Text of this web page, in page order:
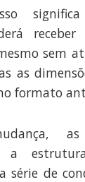
receber
sem
as
formato
as
a
série de